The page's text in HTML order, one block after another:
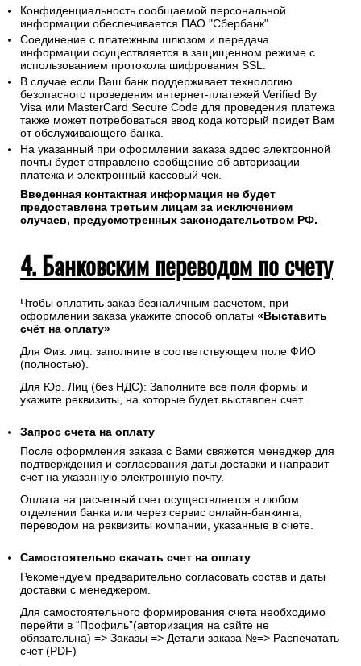
Конфиденциальность сообщаемой персональной
информации обеспечивается ПАО "Сбербанк".
Соединение с платежным шлюзом и передача
информации осуществляется в защищенном режиме с
использованием протокола шифрования SSL.
В случае если Ваш банк поддерживает технологию
безопасного проведения интернет-платежей Verified By
Visa или MasterCard Secure Code для проведения платежа
также может потребоваться ввод кода который придет Вам
от обслуживающего банка.
На указанный при оформлении заказа адрес электронной
почты будет отправлено сообщение об авторизации
платежа и электронный кассовый чек.
Введенная контактная информация не будет
предоставлена третьим лицам за исключением
случаев, предусмотренных законодательством РФ.
4. Банковским переводом по счету
Чтобы оплатить заказ безналичным расчетом, при
оформлении заказа укажите способ оплаты «Выставить
счёт на оплату»
Для Физ. лиц: заполните в соответствующем поле ФИО
(полностью).
Для Юр. Лиц (без НДС): Заполните все поля формы и
укажите реквизиты, на которые будет выставлен счет.
Запрос счета на оплату
После оформления заказа с Вами свяжется менеджер для
подтверждения и согласования даты доставки и направит
счет на указанную электронную почту.
Оплата на расчетный счет осуществляется в любом
отделении банка или через сервис онлайн-банкинга,
переводом на реквизиты компании, указанные в счете.
Самостоятельно скачать счет на оплату
Рекомендуем предварительно согласовать состав и даты
доставки с менеджером.
Для самостоятельного формирования счета необходимо
перейти в “Профиль”(авторизация на сайте не
обязательна) => Заказы => Детали заказа №=> Распечатать
счет (PDF)